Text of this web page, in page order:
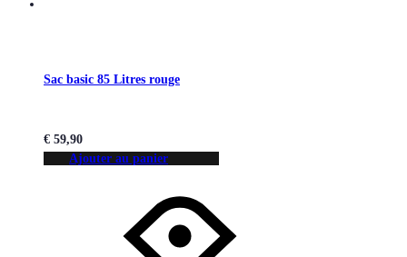
Sac basic 85 Litres rouge
€ 59,90
Ajouter au panier